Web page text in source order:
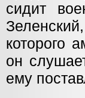
сидит
которого
он
ему